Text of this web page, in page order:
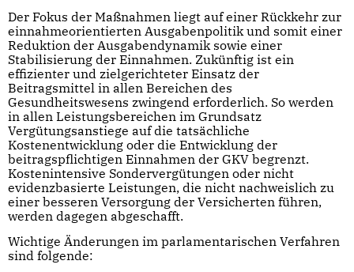
Der Fokus der Maßnahmen liegt auf einer Rückkehr zur
einnahmeorientierten Ausgabenpolitik und somit einer
Reduktion der Ausgabendynamik sowie einer
Stabilisierung der Einnahmen. Zukünftig ist ein
effizienter und zielgerichteter Einsatz der
Beitragsmittel in allen Bereichen des
Gesundheitswesens zwingend erforderlich. So werden
in allen Leistungsbereichen im Grundsatz
Vergütungsanstiege auf die tatsächliche
Kostenentwicklung oder die Entwicklung der
beitragspflichtigen Einnahmen der GKV begrenzt.
Kostenintensive Sondervergütungen oder nicht
evidenzbasierte Leistungen, die nicht nachweislich zu
einer besseren Versorgung der Versicherten führen,
werden dagegen abgeschafft.
Wichtige Änderungen im parlamentarischen Verfahren
sind folgende: